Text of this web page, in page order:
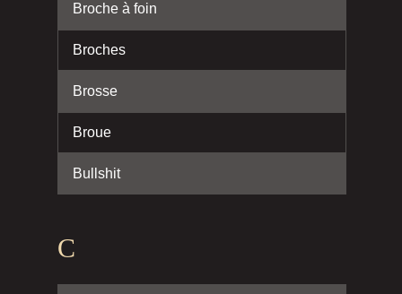
Broche à foin
Broches
Brosse
Broue
Bullshit
C